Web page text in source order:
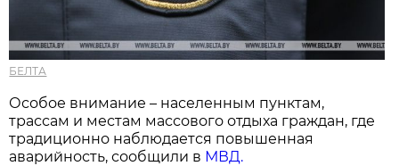
БЕЛТА
Особое внимание – населенным пунктам,
трассам и местам массового отдыха граждан, где
традиционно наблюдается повышенная
аварийность, сообщили в МВД.